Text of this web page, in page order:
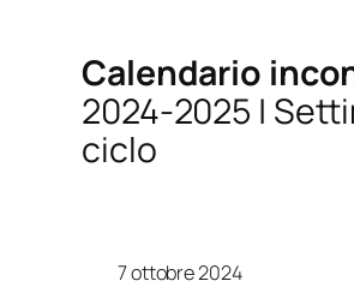
Calendario
2024-2025 |
ciclo
7 ottobre 2024